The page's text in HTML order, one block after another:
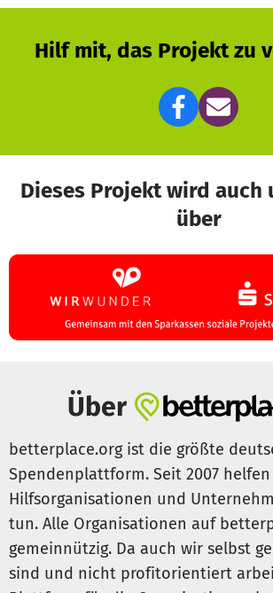
Hilf mit, das Projekt zu
Dieses Projekt wird
über
Über
betterplace.org ist die größte
Spendenplattform. Seit 2007
Hilfsorganisationen und
tun. Alle Organisationen auf
gemeinnützig. Da auch wir selbst
sind und nicht profitorientiert